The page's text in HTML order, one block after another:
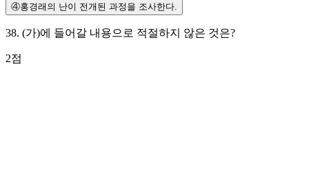
④홍경래의 난이 전개된 과정을 조사한다.
38. (가)에 들어갈 내용으로 적절하지 않은 것은?
2점